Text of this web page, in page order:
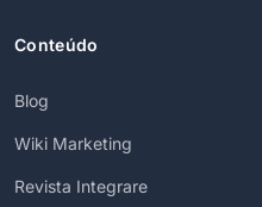
Conteúdo
Blog
Wiki Marketing
Revista Integrare